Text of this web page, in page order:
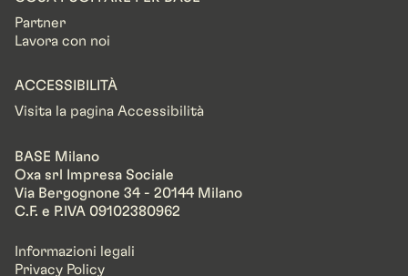
Partner
Lavora con noi
ACCESSIBILITÀ
Visita la pagina Accessibilità
BASE Milano
Oxa srl Impresa Sociale
Via Bergognone 34 - 20144 Milano
C.F. e P.IVA 09102380962
Informazioni legali
Privacy Policy